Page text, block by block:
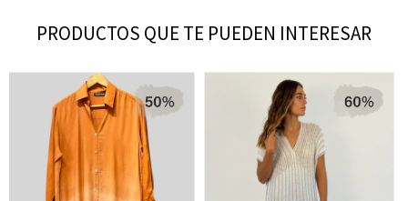
PRODUCTOS QUE TE PUEDEN INTERESAR